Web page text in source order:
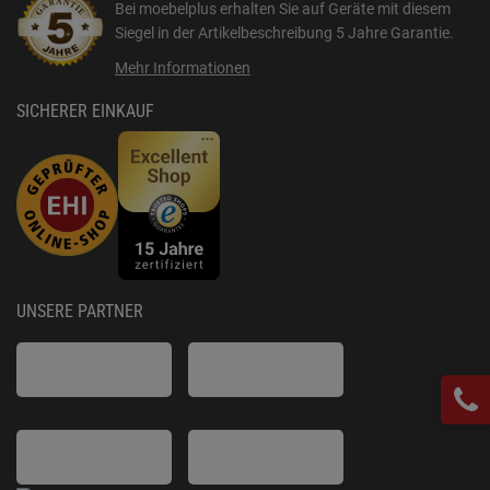
Bei moebelplus erhalten Sie auf Geräte mit diesem
Siegel in der Artikelbeschreibung 5 Jahre Garantie.
Mehr Informationen
SICHERER EINKAUF
UNSERE PARTNER